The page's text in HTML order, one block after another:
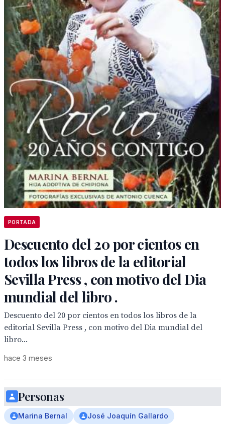
PORTADA
Descuento del 20 por cientos en
todos los libros de la editorial
Sevilla Press , con motivo del Dia
mundial del libro .
Descuento del 20 por cientos en todos los libros de la
editorial Sevilla Press , con motivo del Dia mundial del
libro...
hace 3 meses
Personas
Marina Bernal José Joaquín Gallardo